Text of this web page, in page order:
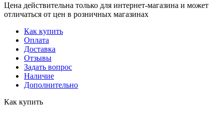
Цена действительна только для интернет-магазина и может
отличаться от цен в розничных магазинах
Как купить
Оплата
Доставка
Отзывы
Задать вопрос
Наличие
Дополнительно
Как купить